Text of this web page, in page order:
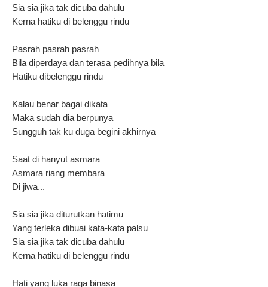
Sia sia jika tak dicuba dahulu
Kerna hatiku di belenggu rindu
Pasrah pasrah pasrah
Bila diperdaya dan terasa pedihnya bila
Hatiku dibelenggu rindu
Kalau benar bagai dikata
Maka sudah dia berpunya
Sungguh tak ku duga begini akhirnya
Saat di hanyut asmara
Asmara riang membara
Di jiwa...
Sia sia jika diturutkan hatimu
Yang terleka dibuai kata-kata palsu
Sia sia jika tak dicuba dahulu
Kerna hatiku di belenggu rindu
Hati yang luka raga binasa